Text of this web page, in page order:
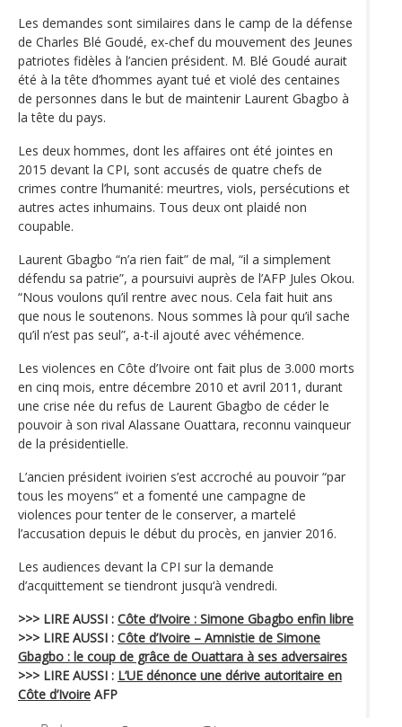
Les demandes sont similaires dans le camp de la défense
de Charles Blé Goudé, ex-chef du mouvement des Jeunes
patriotes fidèles à l’ancien président. M. Blé Goudé aurait
été à la tête d’hommes ayant tué et violé des centaines
de personnes dans le but de maintenir Laurent Gbagbo à
la tête du pays.
Les deux hommes, dont les affaires ont été jointes en
2015 devant la CPI, sont accusés de quatre chefs de
crimes contre l’humanité: meurtres, viols, persécutions et
autres actes inhumains. Tous deux ont plaidé non
coupable.
Laurent Gbagbo “n’a rien fait” de mal, “il a simplement
défendu sa patrie”, a poursuivi auprès de l’AFP Jules Okou.
“Nous voulons qu’il rentre avec nous. Cela fait huit ans
que nous le soutenons. Nous sommes là pour qu’il sache
qu’il n’est pas seul”, a-t-il ajouté avec véhémence.
Les violences en Côte d’Ivoire ont fait plus de 3.000 morts
en cinq mois, entre décembre 2010 et avril 2011, durant
une crise née du refus de Laurent Gbagbo de céder le
pouvoir à son rival Alassane Ouattara, reconnu vainqueur
de la présidentielle.
L’ancien président ivoirien s’est accroché au pouvoir “par
tous les moyens” et a fomenté une campagne de
violences pour tenter de le conserver, a martelé
l’accusation depuis le début du procès, en janvier 2016.
Les audiences devant la CPI sur la demande
d’acquittement se tiendront jusqu‘à vendredi.
>>> LIRE AUSSI : Côte d’Ivoire : Simone Gbagbo enfin libre
>>> LIRE AUSSI : Côte d’Ivoire – Amnistie de Simone
Gbagbo : le coup de grâce de Ouattara à ses adversaires
>>> LIRE AUSSI : L’UE dénonce une dérive autoritaire en
Côte d’Ivoire AFP